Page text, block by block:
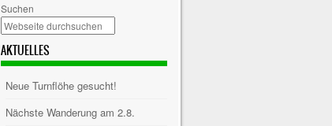
Suchen
AKTUELLES
Neue Turnflöhe gesucht!
Nächste Wanderung am 2.8.